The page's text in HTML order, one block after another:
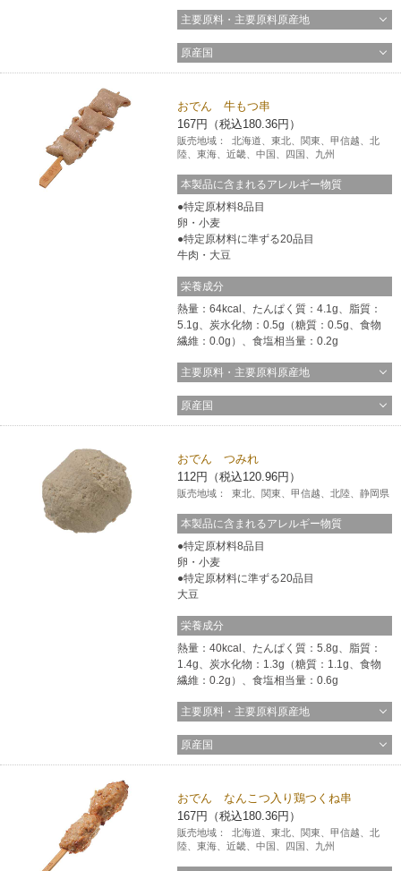
主要原料・主要原料原産地
原産国
おでん 牛もつ串
167円（税込180.36円）
販売地域：
北海道、東北、関東、甲信越、北
陸、東海、近畿、中国、四国、九州
本製品に含まれるアレルギー物質
特定原材料8品目
卵・小麦
特定原材料に準ずる20品目
牛肉・大豆
栄養成分
熱量：64kcal、たんぱく質：4.1g、脂質：
5.1g、炭水化物：0.5g（糖質：0.5g、食物
繊維：0.0g）、食塩相当量：0.2g
主要原料・主要原料原産地
原産国
おでん つみれ
112円（税込120.96円）
販売地域： 東北、関東、甲信越、北陸、静岡県
本製品に含まれるアレルギー物質
特定原材料8品目
卵・小麦
特定原材料に準ずる20品目
大豆
栄養成分
熱量：40kcal、たんぱく質：5.8g、脂質：
1.4g、炭水化物：1.3g（糖質：1.1g、食物
繊維：0.2g）、食塩相当量：0.6g
主要原料・主要原料原産地
原産国
おでん なんこつ入り鶏つくね串
167円（税込180.36円）
販売地域：
北海道、東北、関東、甲信越、北
陸、東海、近畿、中国、四国、九州